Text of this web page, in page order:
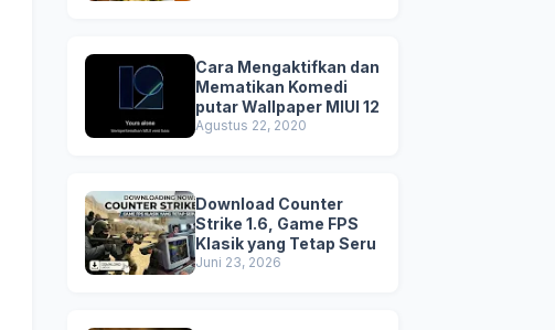
Cara Mengaktifkan dan
Mematikan Komedi
putar Wallpaper MIUI 12
Agustus 22, 2020
Download Counter
Strike 1.6, Game FPS
Klasik yang Tetap Seru
Juni 23, 2026